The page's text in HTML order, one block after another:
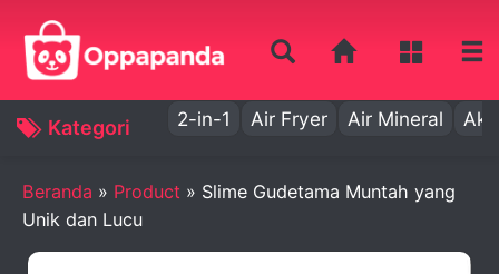
Kategori 2-in-1 Air Fryer Air Mineral Aki
Beranda » Product » Slime Gudetama Muntah yang
Unik dan Lucu